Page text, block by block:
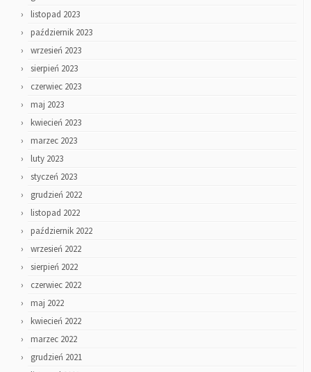
listopad 2023
październik 2023
wrzesień 2023
sierpień 2023
czerwiec 2023
maj 2023
kwiecień 2023
marzec 2023
luty 2023
styczeń 2023
grudzień 2022
listopad 2022
październik 2022
wrzesień 2022
sierpień 2022
czerwiec 2022
maj 2022
kwiecień 2022
marzec 2022
grudzień 2021